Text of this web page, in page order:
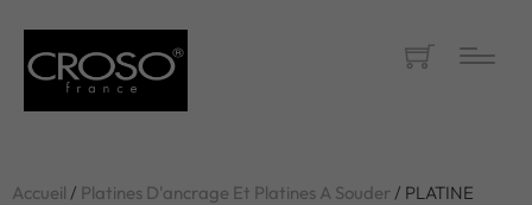
Accueil / Platines D'ancrage Et Platines A Souder/ PLATINE